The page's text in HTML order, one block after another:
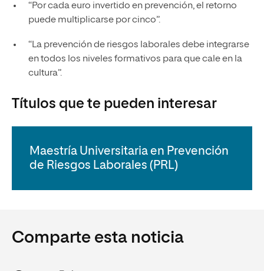
“Por cada euro invertido en prevención, el retorno
puede multiplicarse por cinco”.
“La prevención de riesgos laborales debe integrarse
en todos los niveles formativos para que cale en la
cultura”.
Títulos que te pueden interesar
Maestría Universitaria en Prevención
de Riesgos Laborales (PRL)
Comparte esta noticia